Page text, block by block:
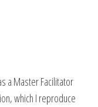
a Master Facilitator
which I reproduce